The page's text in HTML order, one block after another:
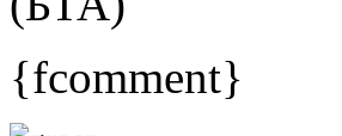
{fcomment}